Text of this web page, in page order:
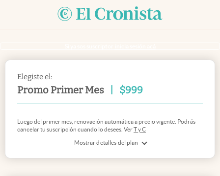
Elegiste el:
Promo Primer Mes $999
Mostrar detalles del plan
Luego del primer mes, renovación automática a precio vigente. Podrás
cancelar tu suscripción cuando lo desees. VerT y C